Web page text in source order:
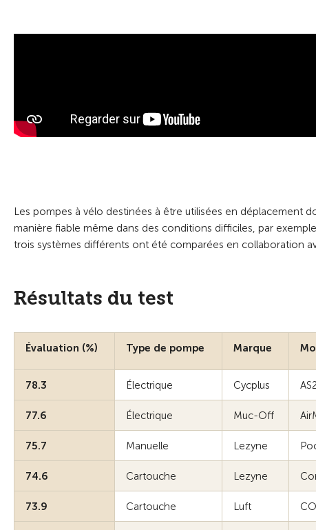
Les pompes à vélo destinées à être utilisées en déplacement
manière fiable même dans des conditions difficiles, par
trois systèmes différents ont été comparées en collaboration
Résultats du test
Évaluation (%) Type de pompe Marque
78.3 Électrique Cycplus
77.6 Électrique Muc-Off
75.7 Manuelle Lezyne
74.6 Cartouche Lezyne
73.9 Cartouche Luft